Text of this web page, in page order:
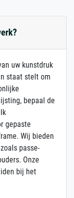
uw kunstdruk
staat stelt om
bepaal de
gepaste
Wij bieden
passe-
Onze
bij het